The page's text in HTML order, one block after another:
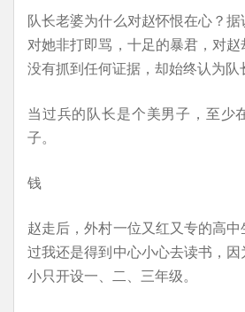
队长老婆为什么对赵怀恨在心？
对她非打即骂，十足的暴君，对
没有抓到任何证据，却始终认为队
当过兵的队长是个美男子，至少
子。
钱
赵走后，外村一位又红又专的高
过我还是得到中心小心去读书，
小只开设一、二、三年级。